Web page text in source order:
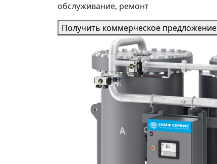
обслуживание, ремонт
Получить коммерческое предложение